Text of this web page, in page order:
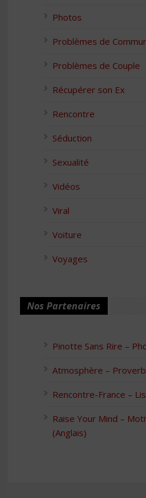
Photos
Problèmes de
Problèmes de Couple
Récupérer son Ex
Rencontre
Séduction
Sexualité
Vidéos
Viral
Voiture
Voyages
Nos Partenaires
Pinotte Sans Rire –
Atmosphère –
Rencontre-France –
Raise Your Mind –
(Anglais)